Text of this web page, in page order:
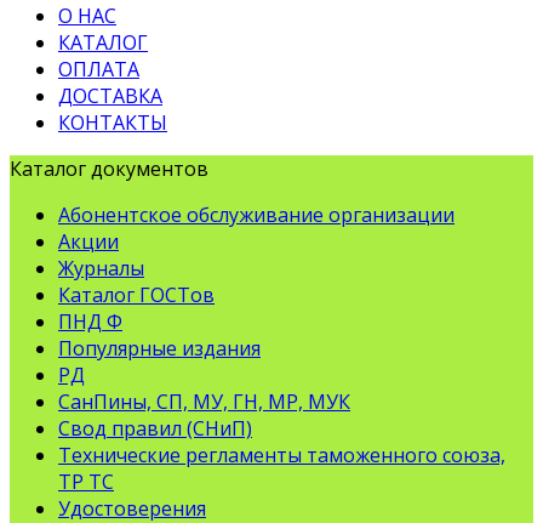
О НАС
КАТАЛОГ
ОПЛАТА
ДОСТАВКА
КОНТАКТЫ
Каталог документов
Абонентское обслуживание организации
Акции
Журналы
Каталог ГОСТов
ПНД Ф
Популярные издания
РД
СанПины, СП, МУ, ГН, МР, МУК
Свод правил (СНиП)
Технические регламенты таможенного союза,
ТР ТС
Удостоверения